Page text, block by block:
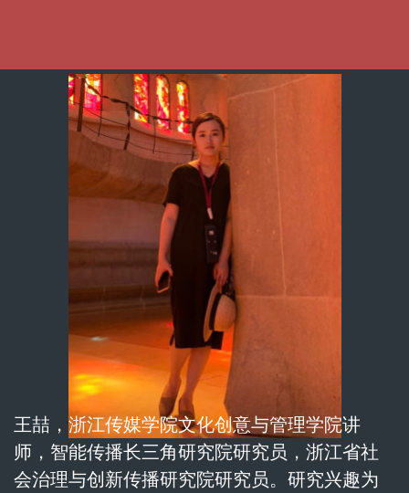
王喆，浙江传媒学院文化创意与管理学院讲
师，智能传播长三角研究院研究员，浙江省社
会治理与创新传播研究院研究员。研究兴趣为